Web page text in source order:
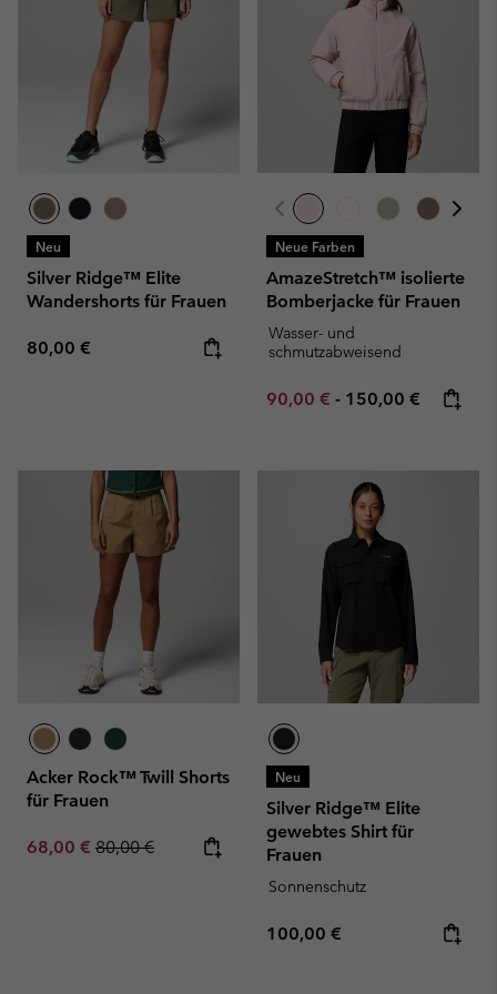
Neu
Silver Ridge™ Elite
Wandershorts für Frauen
Regular price:
80,00 €
Neue Farben
AmazeStretch™ isolierte
Bomberjacke für Frauen
Wasser- und
schmutzabweisend
Minimum sale price:
90,00 € - Maximum price:
150,00 €
Acker Rock™ Twill Shorts
für Frauen
Sale price:
68,00 € Regular price:
80,00 €
Neu
Silver Ridge™ Elite
gewebtes Shirt für
Frauen
Sonnenschutz
Regular price:
100,00 €